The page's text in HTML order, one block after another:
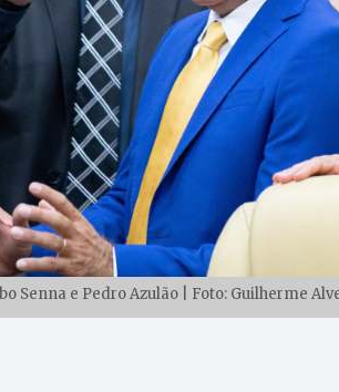
Senna e Pedro Azulão | Foto: Guilherme